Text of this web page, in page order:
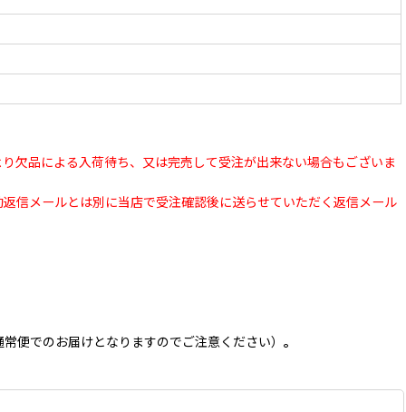
欠品による入荷待ち、又は完売して受注が出来ない場合もございま
信メールとは別に当店で受注確認後に送らせていただく返信メール
便でのお届けとなりますのでご注意ください） 。